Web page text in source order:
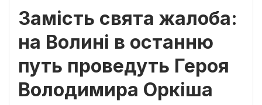
Замість свята жалоба:
на Волині в останню
путь проведуть Героя
Володимира Оркіша